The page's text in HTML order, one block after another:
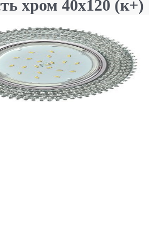
хром 40x120 (к+)